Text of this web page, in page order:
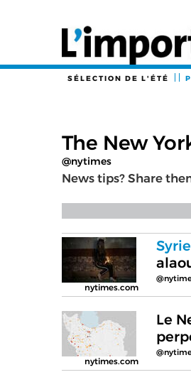
SÉLECTION DE L'ÉTÉ
The New
@nytimes
News tips? Share
nytimes.com
nytimes.com
Le